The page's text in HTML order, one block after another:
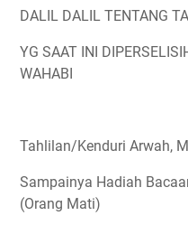
DALIL DALIL TENTANG
YG SAAT INI
WAHABI
Tahlilan/Kenduri Arwah,
Sampainya Hadiah
(Orang Mati)